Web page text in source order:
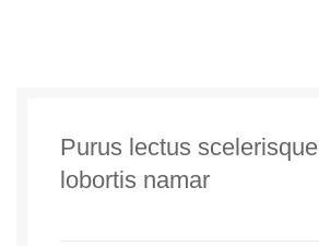
Purus lectus scelerisque
lobortis namar